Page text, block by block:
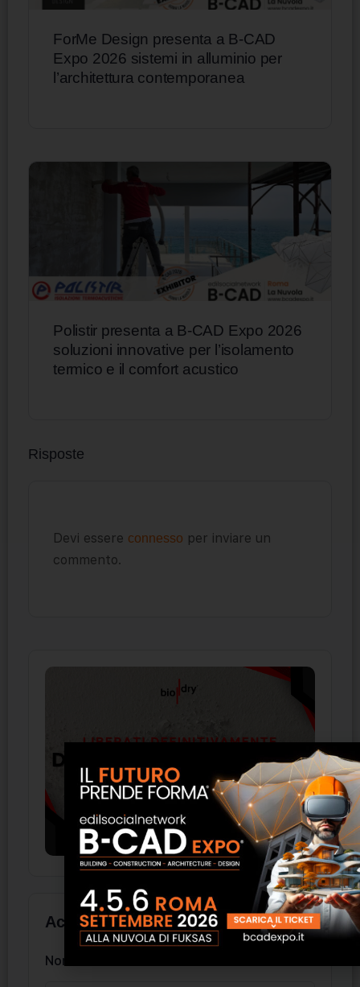
ForMe Design presenta a B-CAD
Expo 2026 sistemi in alluminio per
l’architettura contemporanea
Polistir presenta a B-CAD Expo 2026
soluzioni innovative per l’isolamento
termico e il comfort acustico
Risposte
Devi essere connesso per inviare un
commento.
Accedi
Nome utente